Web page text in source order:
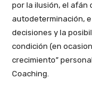
por la ilusión, el afán
autodeterminación,
decisiones y la
condición (en
crecimiento”
Coaching.